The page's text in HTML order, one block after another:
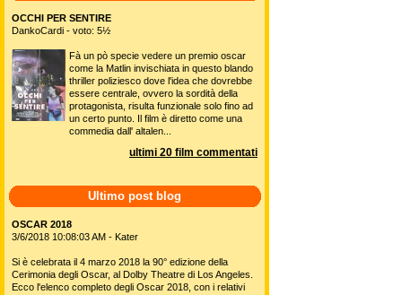
OCCHI PER SENTIRE
DankoCardi - voto: 5½
Fà un pò specie vedere un premio oscar
come la Matlin invischiata in questo blando
thriller poliziesco dove l'idea che dovrebbe
essere centrale, ovvero la sordità della
protagonista, risulta funzionale solo fino ad
un certo punto. Il film è diretto come una
commedia dall' altalen...
ultimi 20 film commentati
Ultimo post blog
OSCAR 2018
3/6/2018 10:08:03 AM - Kater
Si è celebrata il 4 marzo 2018 la 90° edizione della
Cerimonia degli Oscar, al Dolby Theatre di Los Angeles.
Ecco l'elenco completo degli Oscar 2018, con i relativi